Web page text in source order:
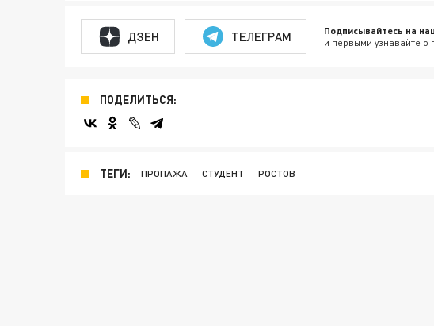
ДЗЕН ТЕЛЕГРАМ Подписывайтесь на
и первыми узнавайте о
ПОДЕЛИТЬСЯ:
ТЕГИ: ПРОПАЖА СТУДЕНТ РОСТОВ